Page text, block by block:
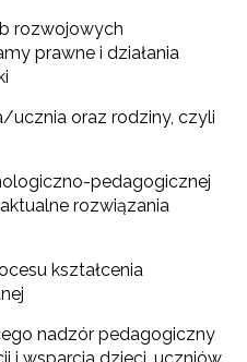
rozwojowych
prawne i działania
ucznia oraz rodziny, czyli
pedagogicznej
rozwiązania
kształcenia
nadzór pedagogiczny